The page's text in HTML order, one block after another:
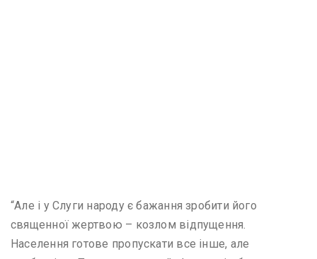
“Але і у Слуги народу є бажання зробити його
священної жертвою – козлом відпущення.
Населення готове пропускати все інше, але